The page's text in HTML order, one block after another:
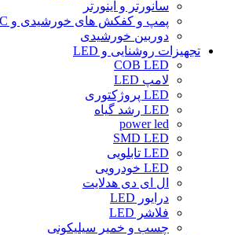
سانورتر و اینورتر
پمپ و کفکش های خورشیدی و DC
دوربین خورشیدی
تجهیزات روشنایی و LED
COB LED
لامپ LED
LED پروژکتوری
LED رشد گیاه
power led
SMD LED
LED تابلویی
LED خودرویی
ال ای دی هدلایت
درایور LED
فلاشر LED
چسب و خمیر سیلیکونی